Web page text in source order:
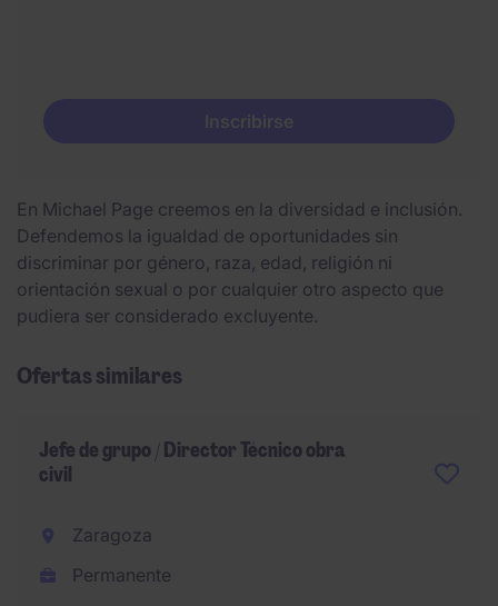
Inscribirse
En Michael Page creemos en la diversidad e inclusión.
Defendemos la igualdad de oportunidades sin
discriminar por género, raza, edad, religión ni
orientación sexual o por cualquier otro aspecto que
pudiera ser considerado excluyente.
Ofertas similares
Jefe de grupo / Director Técnico obra
civil
Zaragoza
Permanente